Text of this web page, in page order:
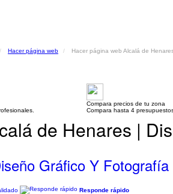
Hacer página web Hacer página web Alcalá de
Compara precios de tu zona
Compara hasta 4
de Henares |
Gráfico Y Fotografía
Responde rápido